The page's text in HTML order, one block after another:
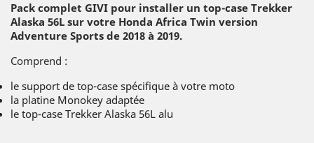
Pack complet GIVI pour installer un top-case Trekker
Alaska 56L sur votre Honda Africa Twin version
Adventure Sports de 2018 à 2019.
Comprend :
le support de top-case spécifique à votre moto
la platine Monokey adaptée
le top-case Trekker Alaska 56L alu